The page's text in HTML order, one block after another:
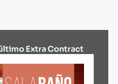
Extra Contract